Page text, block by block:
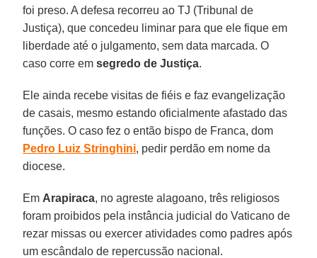
foi preso. A defesa recorreu ao TJ (Tribunal de
Justiça), que concedeu liminar para que ele fique em
liberdade até o julgamento, sem data marcada. O
caso corre emsegredo de Justiça.
Ele ainda recebe visitas de fiéis e faz evangelização
de casais, mesmo estando oficialmente afastado das
funções. O caso fez o então bispo de Franca, dom
Pedro Luiz Stringhini, pedir perdão em nome da
diocese.
Em Arapiraca, no agreste alagoano, três religiosos
foram proibidos pela instância judicial do Vaticano de
rezar missas ou exercer atividades como padres após
um escândalo de repercussão nacional.